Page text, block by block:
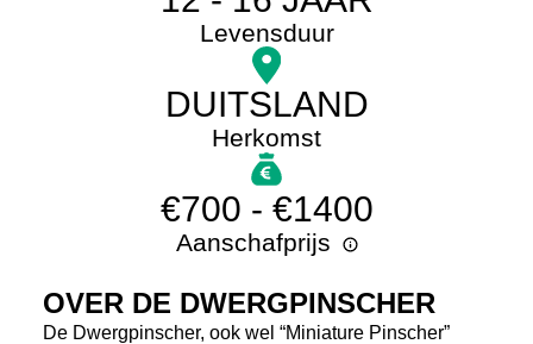
Levensduur
DUITSLAND
Herkomst
€700 - €1400
Aanschafprijs
OVER DE DWERGPINSCHER
De Dwergpinscher, ook wel “Miniature Pinscher”